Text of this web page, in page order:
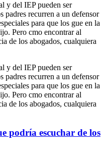
y del IEP pueden ser
padres recurren a un defensor
para que los gue en la
Pero cmo encontrar al
de los abogados, cualquiera
y del IEP pueden ser
padres recurren a un defensor
para que los gue en la
Pero cmo encontrar al
de los abogados, cualquiera
podría escuchar de los